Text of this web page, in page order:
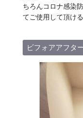
ちろんコロナ感染
てご使用して頂ける
ビフォアアフタ